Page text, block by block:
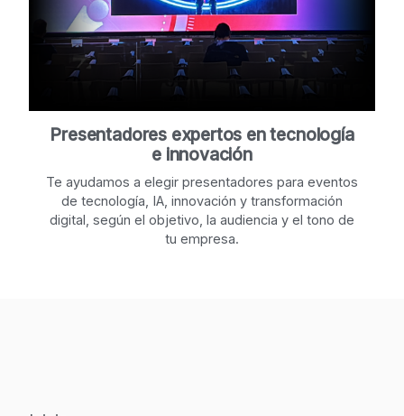
Presentadores expertos en tecnología
e innovación
Te ayudamos a elegir presentadores para eventos
de tecnología, IA, innovación y transformación
digital, según el objetivo, la audiencia y el tono de
tu empresa.